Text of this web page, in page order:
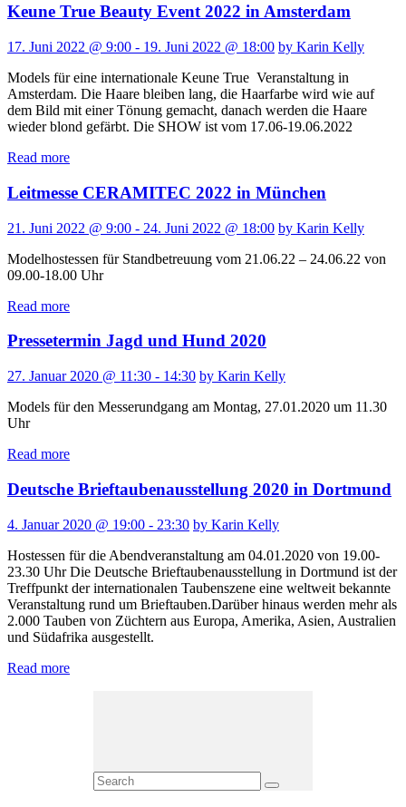
Keune True Beauty Event 2022 in Amsterdam
17. Juni 2022 @ 9:00 - 19. Juni 2022 @ 18:00 by Karin Kelly
Models für eine internationale Keune True Veranstaltung in
Amsterdam. Die Haare bleiben lang, die Haarfarbe wird wie auf
dem Bild mit einer Tönung gemacht, danach werden die Haare
wieder blond gefärbt. Die SHOW ist vom 17.06-19.06.2022
Read more
Leitmesse CERAMITEC 2022 in München
21. Juni 2022 @ 9:00 - 24. Juni 2022 @ 18:00 by Karin Kelly
Modelhostessen für Standbetreuung vom 21.06.22 – 24.06.22 von
09.00-18.00 Uhr
Read more
Pressetermin Jagd und Hund 2020
27. Januar 2020 @ 11:30 - 14:30 by Karin Kelly
Models für den Messerundgang am Montag, 27.01.2020 um 11.30
Uhr
Read more
Deutsche Brieftaubenausstellung 2020 in Dortmund
4. Januar 2020 @ 19:00 - 23:30 by Karin Kelly
Hostessen für die Abendveranstaltung am 04.01.2020 von 19.00-
23.30 Uhr Die Deutsche Brieftaubenausstellung in Dortmund ist der
Treffpunkt der internationalen Taubenszene eine weltweit bekannte
Veranstaltung rund um Brieftauben.Darüber hinaus werden mehr als
2.000 Tauben von Züchtern aus Europa, Amerika, Asien, Australien
und Südafrika ausgestellt.
Read more